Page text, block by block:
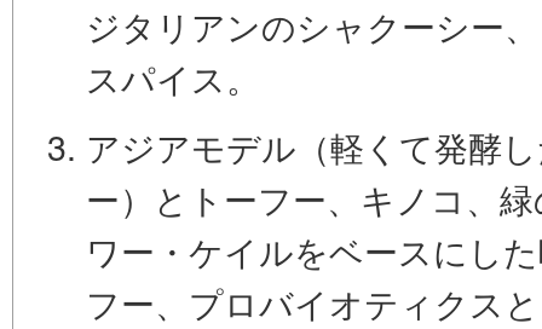
ジタリアンのシャクーシー
スパイス。
アジアモデル（軽くて発酵
ー） とトーフー、キノコ、
ワー・ケイルをベースにした
フー、プロバイオティクス